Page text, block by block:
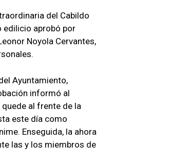
del Cabildo
edilicio aprobó por
Noyola Cervantes,
Ayuntamiento,
informó al
al frente de la
este día como
Enseguida, la ahora
las y los miembros de